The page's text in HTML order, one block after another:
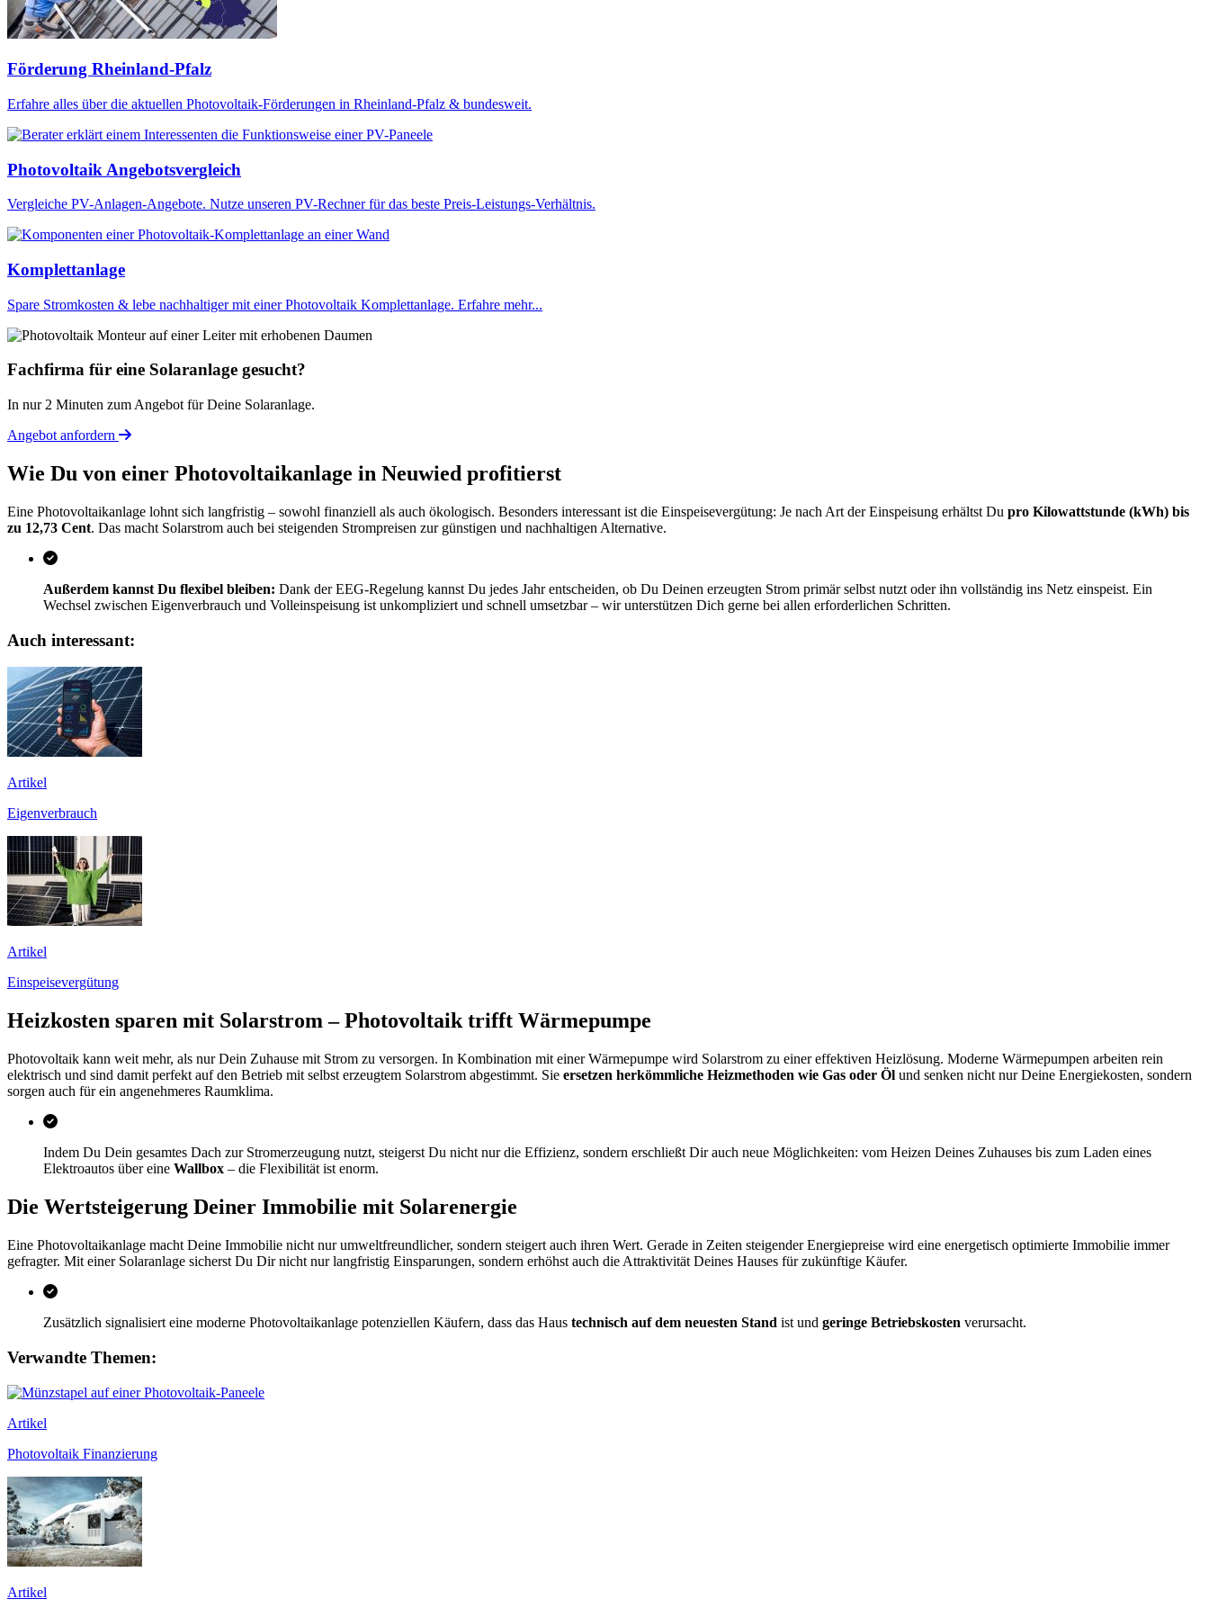
Förderung Rheinland-Pfalz
Erfahre alles über die aktuellen Photovoltaik-Förderungen in Rheinland-Pfalz & bundesweit.
Photovoltaik Angebotsvergleich
Vergleiche PV-Anlagen-Angebote. Nutze unseren PV-Rechner für das beste Preis-Leistungs-Verhältnis.
Komplettanlage
Spare Stromkosten & lebe nachhaltiger mit einer Photovoltaik Komplettanlage. Erfahre mehr...
Fachfirma für eine Solaranlage gesucht?
In nur 2 Minuten zum Angebot für Deine Solaranlage.
Angebot anfordern
Wie Du von einer Photovoltaikanlage in Neuwied profitierst
Eine Photovoltaikanlage lohnt sich langfristig – sowohl finanziell als auch ökologisch. Besonders interessant ist die Einspeisevergütung: Je nach Art der Einspeisung erhältst Du pro Kilowattstunde (kWh) bis
zu 12,73 Cent. Das macht Solarstrom auch bei steigenden Strompreisen zur günstigen und nachhaltigen Alternative.
Außerdem kannst Du flexibel bleiben: Dank der EEG-Regelung kannst Du jedes Jahr entscheiden, ob Du Deinen erzeugten Strom primär selbst nutzt oder ihn vollständig ins Netz einspeist. Ein
Wechsel zwischen Eigenverbrauch und Volleinspeisung ist unkompliziert und schnell umsetzbar – wir unterstützen Dich gerne bei allen erforderlichen Schritten.
Auch interessant:
Artikel
Eigenverbrauch
Artikel
Einspeisevergütung
Heizkosten sparen mit Solarstrom – Photovoltaik trifft Wärmepumpe
Photovoltaik kann weit mehr, als nur Dein Zuhause mit Strom zu versorgen. In Kombination mit einer Wärmepumpe wird Solarstrom zu einer effektiven Heizlösung. Moderne Wärmepumpen arbeiten rein
elektrisch und sind damit perfekt auf den Betrieb mit selbst erzeugtem Solarstrom abgestimmt. Sie ersetzen herkömmliche Heizmethoden wie Gas oder Öl und senken nicht nur Deine Energiekosten, sondern
sorgen auch für ein angenehmeres Raumklima.
Indem Du Dein gesamtes Dach zur Stromerzeugung nutzt, steigerst Du nicht nur die Effizienz, sondern erschließt Dir auch neue Möglichkeiten: vom Heizen Deines Zuhauses bis zum Laden eines
Elektroautos über eine Wallbox – die Flexibilität ist enorm.
Die Wertsteigerung Deiner Immobilie mit Solarenergie
Eine Photovoltaikanlage macht Deine Immobilie nicht nur umweltfreundlicher, sondern steigert auch ihren Wert. Gerade in Zeiten steigender Energiepreise wird eine energetisch optimierte Immobilie immer
gefragter. Mit einer Solaranlage sicherst Du Dir nicht nur langfristig Einsparungen, sondern erhöhst auch die Attraktivität Deines Hauses für zukünftige Käufer.
Zusätzlich signalisiert eine moderne Photovoltaikanlage potenziellen Käufern, dass das Haus technisch auf dem neuesten Stand ist und geringe Betriebskosten verursacht.
Verwandte Themen:
Artikel
Photovoltaik Finanzierung
Artikel